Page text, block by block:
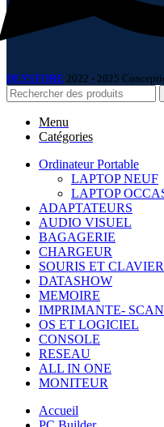
DEYSTORE 2022 - 2025
Menu
Catégories
Ordinateur Portable
LAPTOP NEUF
LAPTOP
ADAPTATEURS
AUDIO VISUEL
BAGAGERIE
CHARGEUR
SOURIS ET
DATASHOW
MEMOIRE
IMPRIMANTE-
OS ET LOGICIEL
CONSOLE
RESEAU
ALL IN ONE
MONITEUR
Accueil